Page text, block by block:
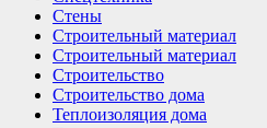
Стены
Строительный материал
Строительный материал
Строительство
Строительство дома
Теплоизоляция дома